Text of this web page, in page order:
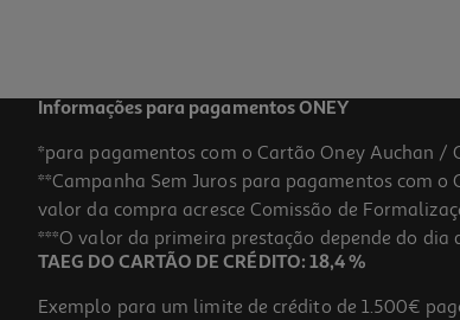
-9%
Informações para pagamentos ONEY
*para pagamentos com o Cartão Oney Auchan /
**Campanha Sem Juros para pagamentos com
valor da compra acresce Comissão de
***O valor da primeira prestação depende do dia
TAEG DO CARTÃO DE CRÉDITO: 18,4 %
Exemplo para um limite de crédito de 1.500€